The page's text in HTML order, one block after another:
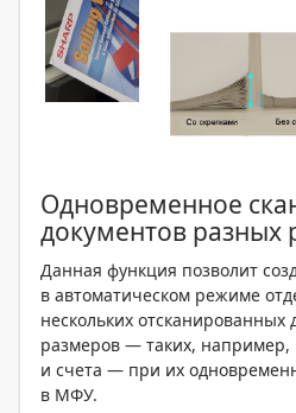
Одновременное
документов разных
Данная функция позволит
в автоматическом режиме
нескольких отсканированных
размеров — таких, например,
и счета — при их
в МФУ.